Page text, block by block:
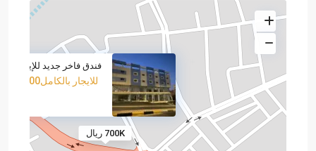
700K ريال
فندق فاخر جديد للإيجار
للايجار بالكامل700,000 ريال